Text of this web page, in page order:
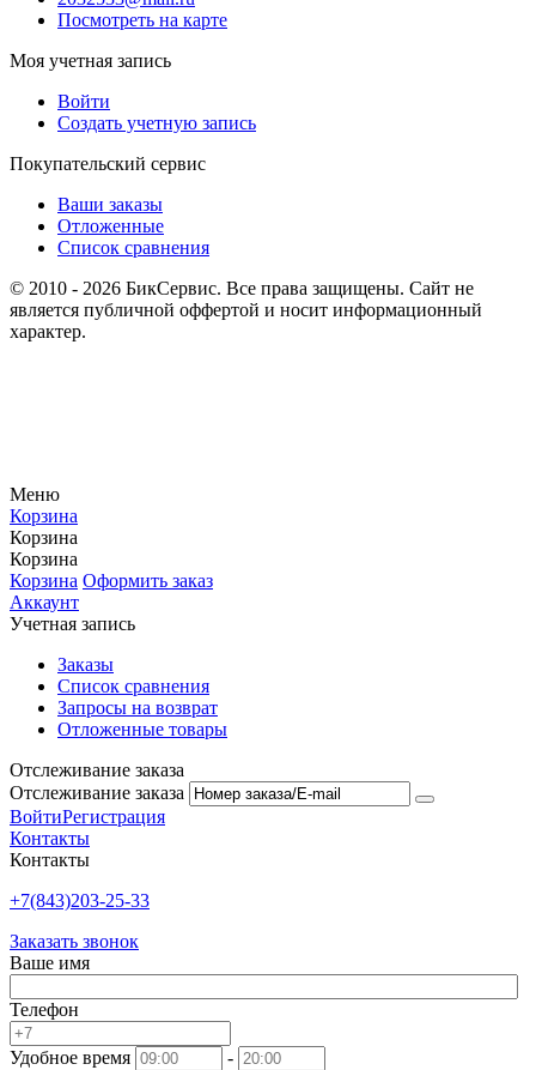
Посмотреть на карте
Моя учетная запись
Войти
Создать учетную запись
Покупательский сервис
Ваши заказы
Отложенные
Список сравнения
© 2010 - 2026 БикСервис. Все права защищены. Сайт не
является публичной оффертой и носит информационный
характер.
Меню
Корзина
Корзина
Корзина
Корзина Оформить заказ
Аккаунт
Учетная запись
Заказы
Список сравнения
Запросы на возврат
Отложенные товары
Отслеживание заказа
Отслеживание заказа
ВойтиРегистрация
Контакты
Контакты
+7(843)203-25-33
Заказать звонок
Ваше имя
Телефон
Удобное время -